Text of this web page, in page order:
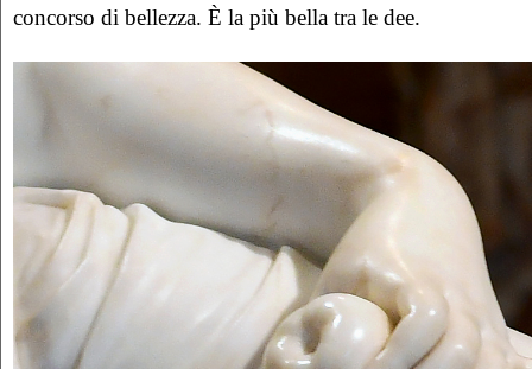
concorso di bellezza. È la più bella tra le dee.